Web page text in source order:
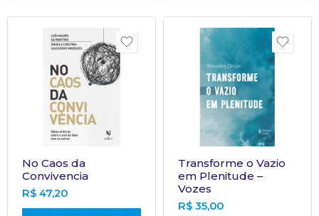
No Caos da
Convivencia
R$ 47,20
Transforme o Vazio
em Plenitude –
Vozes
R$ 35,00